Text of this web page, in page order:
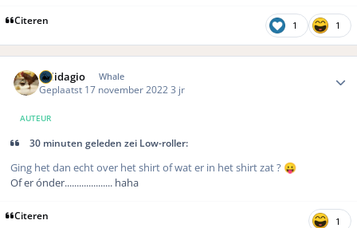
Citeren 1 1
Solidagio Whale
Geplaatst 17 november 2022 3 jr
AUTEUR
30 minuten geleden zei Low-roller:
Ging het dan echt over het shirt of wat er in het shirt zat ? 😛
Of er ónder.................... haha
Citeren 1